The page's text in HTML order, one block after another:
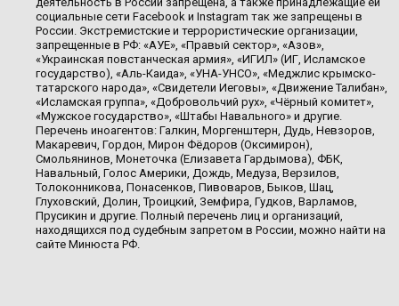
социальные сети Facebook и Instagram так же запрещены в
России. Экстремистские и террористические организации,
запрещенные в РФ: «АУЕ», «Правый сектор», «Азов»,
«Украинская повстанческая армия», «ИГИЛ» (ИГ, Исламское
государство), «Аль-Каида», «УНА-УНСО», «Меджлис крымско-
татарского народа», «Свидетели Иеговы», «Движение Талибан»,
«Исламская группа», «Добровольчий рух», «Чёрный комитет»,
«Мужское государство», «Штабы Навального» и другие.
Перечень иноагентов: Галкин, Моргенштерн, Дудь, Невзоров,
Макаревич, Гордон, Мирон Фёдоров (Оксимирон),
Смольянинов, Монеточка (Елизавета Гардымова), ФБК,
Навальный, Голос Америки, Дождь, Медуза, Верзилов,
Толоконникова, Понасенков, Пивоваров, Быков, Шац,
Глуховский, Долин, Троицкий, Земфира, Гудков, Варламов,
Прусикин и другие. Полный перечень лиц и организаций,
находящихся под судебным запретом в России, можно найти на
сайте Минюста РФ.